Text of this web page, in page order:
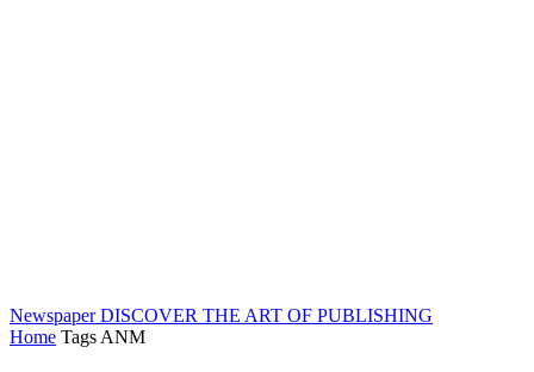
Newspaper DISCOVER THE ART OF PUBLISHING
Home Tags ANM